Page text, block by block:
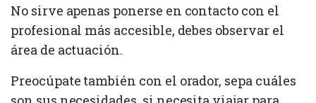
No sirve apenas ponerse en contacto con el
profesional más accesible, debes observar el
área de actuación.
Preocúpate también con el orador, sepa cuáles